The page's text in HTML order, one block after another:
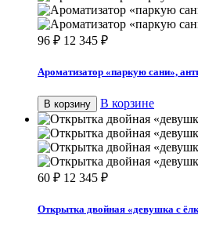
96 ₽ 12 345 ₽
Ароматизатор «паркую сани»,
В корзину В корзине
60 ₽ 12 345 ₽
Открытка двойная «девушка с